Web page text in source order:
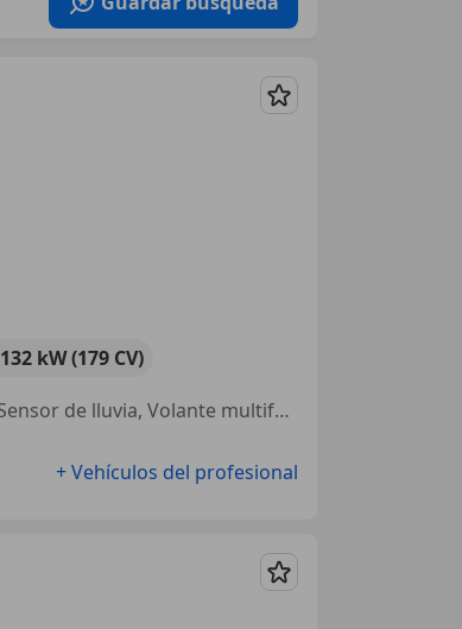
Guardar
132 kW (179 CV)
4WD, Bluetooth, Airbag del conductor, Airbags laterales, Llantas de aleación, Sensor de lluvia, Volante multifunción, Alarma
+ Vehículos del profesional
Guardar